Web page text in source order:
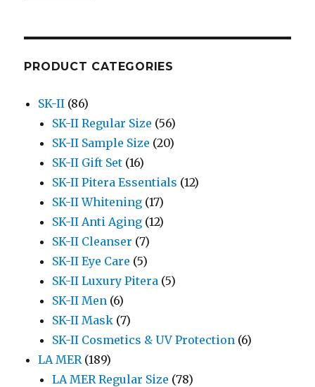
PRODUCT CATEGORIES
SK-II (86)
SK-II Regular Size (56)
SK-II Sample Size (20)
SK-II Gift Set (16)
SK-II Pitera Essentials (12)
SK-II Whitening (17)
SK-II Anti Aging (12)
SK-II Cleanser (7)
SK-II Eye Care (5)
SK-II Luxury Pitera (5)
SK-II Men (6)
SK-II Mask (7)
SK-II Cosmetics & UV Protection (6)
LA MER (189)
LA MER Regular Size (78)